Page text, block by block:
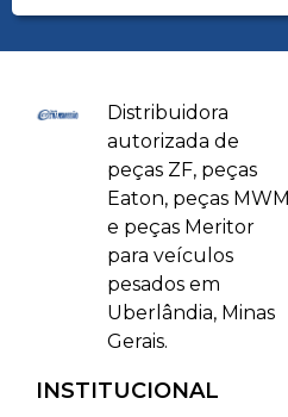
Distribuidora
autorizada de
peças ZF, peças
Eaton, peças MWM
e peças Meritor
para veículos
pesados em
Uberlândia, Minas
Gerais.
INSTITUCIONAL